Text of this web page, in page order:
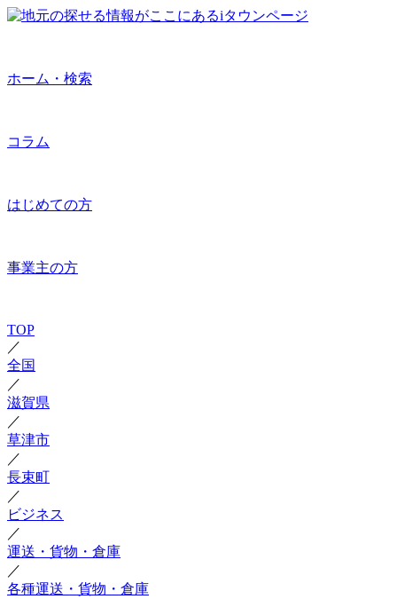
ホーム・検索
コラム
はじめての方
事業主の方
TOP
／
全国
／
滋賀県
／
草津市
／
長束町
／
ビジネス
／
運送・貨物・倉庫
／
各種運送・貨物・倉庫